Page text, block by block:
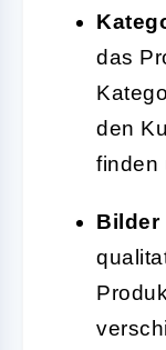
das
den
finden
Bilder